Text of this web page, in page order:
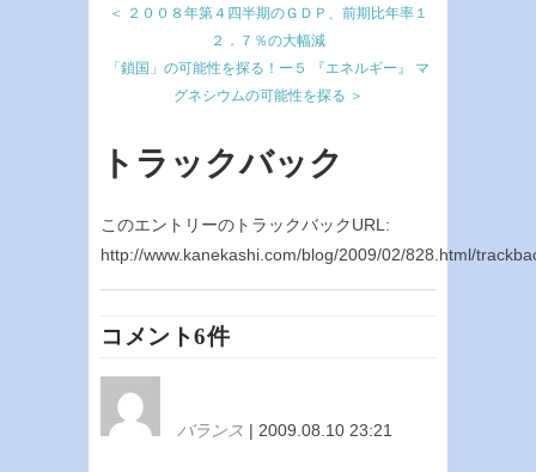
＜ ２００８年第４四半期のＧＤＰ、前期比年率１
２．７％の大幅減
「鎖国」の可能性を探る！ー５ 『エネルギー』 マ
グネシウムの可能性を探る ＞
トラックバック
このエントリーのトラックバックURL:
http://www.kanekashi.com/blog/2009/02/828.html/
コメント6件
バランス | 2009.08.10 23:21